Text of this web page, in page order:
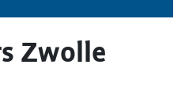
Zwolle